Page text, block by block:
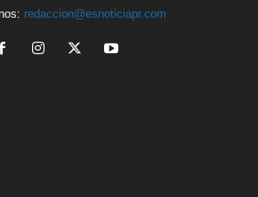
redaccion@esnoticiapr.com